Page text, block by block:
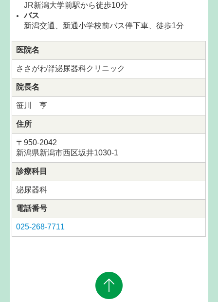
JR新潟大学前駅から徒歩10分
バス
新潟交通、新通小学校前バス停下車、徒歩1分
医院名
ささがわ腎泌尿器科クリニック
院長名
笹川 亨
住所
〒950-2042
新潟県新潟市西区坂井1030-1
診療科目
泌尿器科
電話番号
025-268-7711